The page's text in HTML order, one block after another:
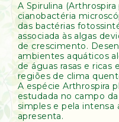
A Spirulina
cianobactéria
das bactérias
associada às algas
de crescimento.
ambientes aquáticos
de águas rasas e ricas
regiões de clima
A espécie Arthrospira
estudada no campo
simples e pela
apresenta.